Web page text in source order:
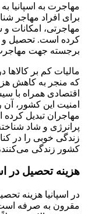
مهاجرت به اسپانیا
برای افراد مهاجر
مهاجرتی، امکانات
کرده است. تحصیل و
برجسته جهت مهاجرت
مالیات کم بر
که منجر به کاهش
اقتصادی همراه با
امنیت این کشور،
مهاجران تبدیل کرده
پرانرژی و شاد
زندگی خوبی را در
کشور زندگی می‌کنند،
هزینه تحصیل در
در اسپانیا هزینه
مقرون به صرفه